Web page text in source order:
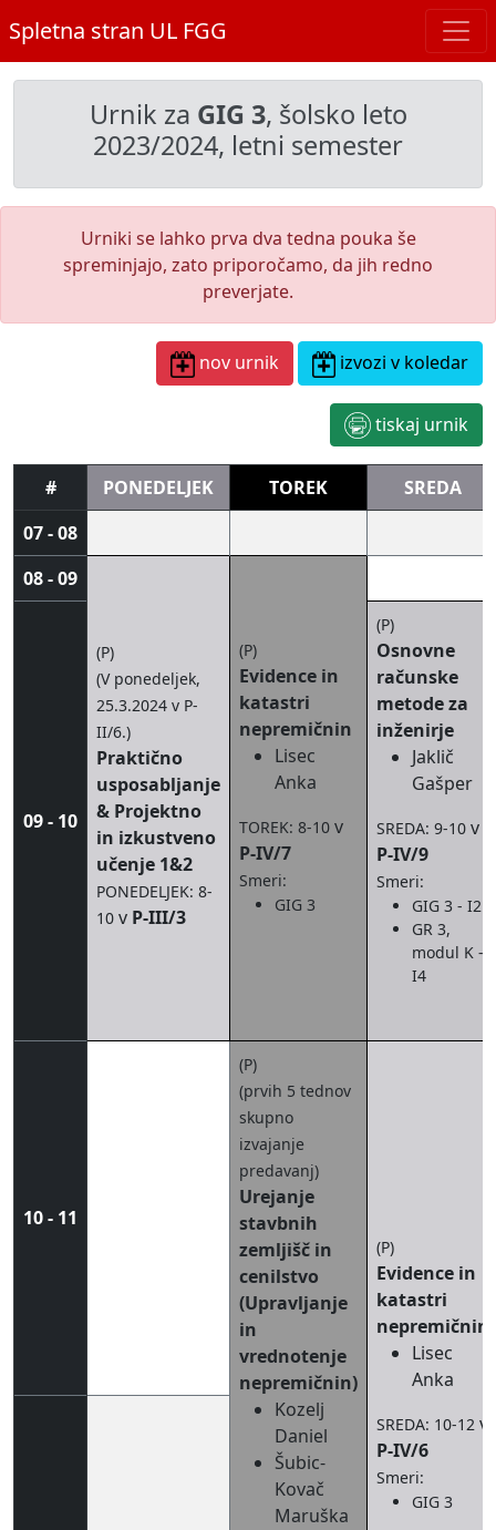
Spletna stran UL FGG
Urnik za GIG 3, šolsko leto
2023/2024, letni semester
Urniki se lahko prva dva tedna pouka še
spreminjajo, zato priporočamo, da jih redno
preverjate.
nov urnik izvozi v koledar
tiskaj urnik
# PONEDELJEK TOREK
SREDA
07 - 08
08 - 09
(P)
(V ponedeljek,
25.3.2024 v P-
II/6.)
Praktično
usposabljanje
& Projektno
in izkustveno
učenje 1&2
PONEDELJEK: 8-
10 v P-III/3
(P)
Evidence in
katastri
nepremičnin
Lisec
Anka
TOREK: 8-10 v
P-IV/7
Smeri:
GIG 3
09 - 10
(P)
Osnovne
računske
metode za
inženirje
Jaklič
Gašper
SREDA: 9-10 v
P-IV/9
Smeri:
GIG 3 - I2
GR 3,
modul K -
I4
10 - 11
(P)
(prvih 5 tednov
skupno
izvajanje
predavanj)
Urejanje
stavbnih
zemljišč in
cenilstvo
(Upravljanje
in
vrednotenje
nepremičnin)
Kozelj
Daniel
Šubic-
Kovač
Maruška
(P)
Evidence in
katastri
nepremičnin
Lisec
Anka
SREDA: 10-12 v
P-IV/6
Smeri:
GIG 3